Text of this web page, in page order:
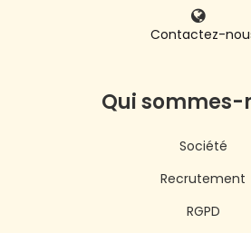
Contactez-
Qui sommes-
Société
Recrutement
RGPD